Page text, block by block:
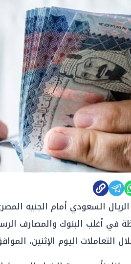
السعودي أمام الجنيه
في أغلب البنوك والمصارف
اليوم الإثنين، الموافق 29 يونيو